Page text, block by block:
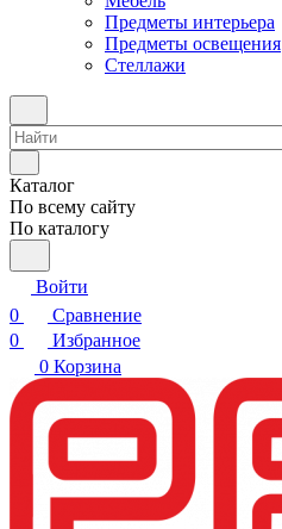
Предметы интерьера
Предметы освещения
Стеллажи
Каталог
По всему сайту
По каталогу
Войти
0
Сравнение
0
Избранное
0 Корзина